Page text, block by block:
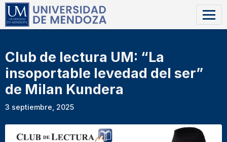
Club de lectura UM: “La
insoportable levedad del ser”
de Milan Kundera
3 septiembre, 2025